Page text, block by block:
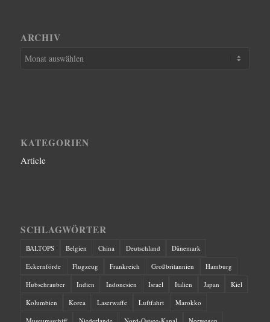
ARCHIV
KATEGORIEN
Article
SCHLAGWÖRTER
BALTOPS Belgien China Deutschland
Dänemark
Eckernförde
Flugzeug Frankreich Großbritannien
Hamburg
Hubschrauber
Indien Indonesien Israel Italien Japan
Kiel
Kolumbien
Korea Laserwaffe Luftfahrt
Marokko